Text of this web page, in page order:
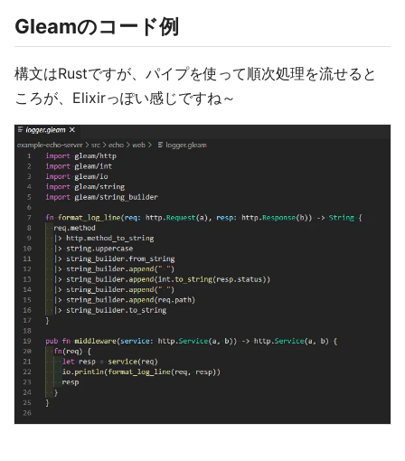
Gleamのコード例
構文はRustですが、パイプを使って順次処理を流せると
ころが、Elixirっぽい感じですね～